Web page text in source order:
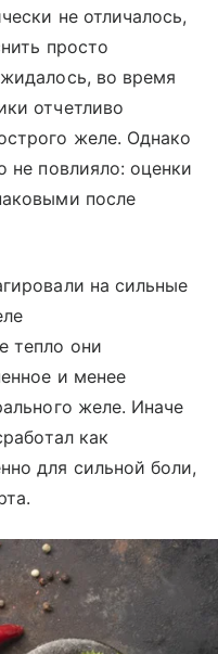
не отличалось,
просто
во время
отчетливо
желе. Однако
не повлияло: оценки
после
на сильные
тепло они
и менее
желе. Иначе
как
для сильной боли,